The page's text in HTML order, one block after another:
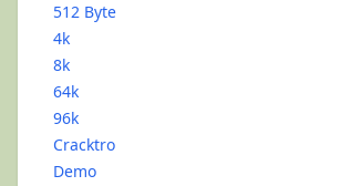
512 Byte
4k
8k
64k
96k
Cracktro
Demo